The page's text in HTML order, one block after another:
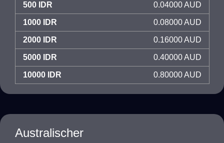
500 IDR 0.04000 AUD
1000 IDR 0.08000 AUD
2000 IDR 0.16000 AUD
5000 IDR 0.40000 AUD
10000 IDR 0.80000 AUD
Australischer